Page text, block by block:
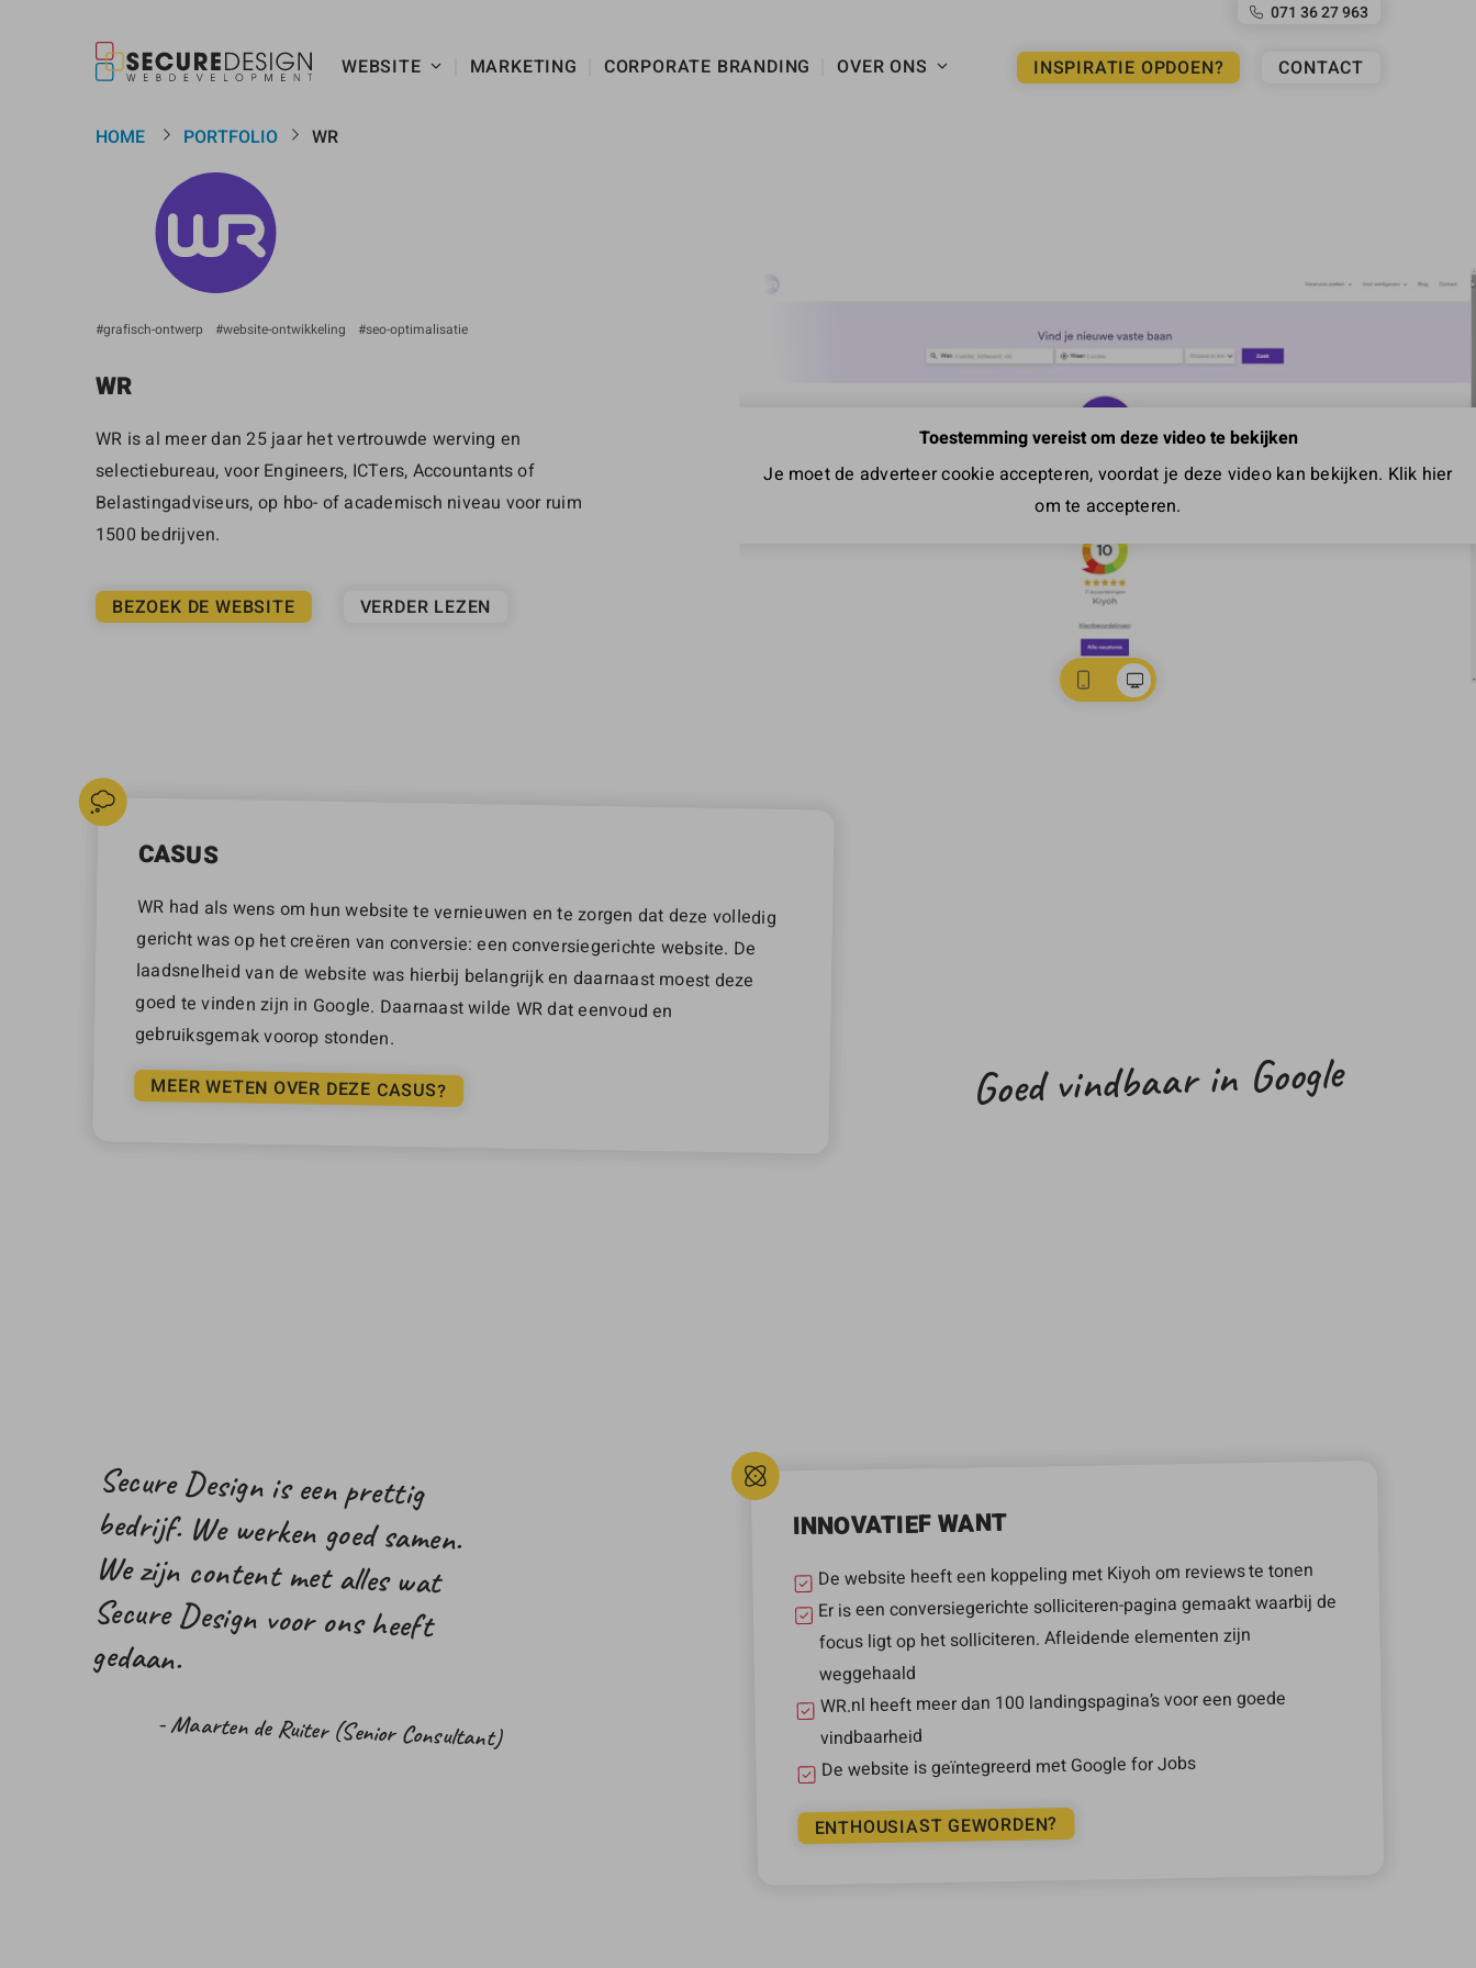
071 36 27 963
WEBSITE MARKETING CORPORATE BRANDING OVER ONS INSPIRATIE OPDOEN? CONTACT
Toestemming vereist om deze video te bekijken
Je moet de adverteer cookie accepteren, voordat je deze video kan bekijken. Klik hier
om te accepteren.
HOME PORTFOLIO WR
grafisch-ontwerp website-ontwikkeling seo-optimalisatie
WR
WR is al meer dan 25 jaar het vertrouwde werving en
selectiebureau, voor Engineers, ICTers, Accountants of
Belastingadviseurs, op hbo- of academisch niveau voor ruim
1500 bedrijven.
BEZOEK DE WEBSITE VERDER LEZEN
CASUS
WR had als wens om hun website te vernieuwen en te zorgen dat deze volledig
gericht was op het creëren van conversie: een conversiegerichte website. De
laadsnelheid van de website was hierbij belangrijk en daarnaast moest deze
goed te vinden zijn in Google. Daarnaast wilde WR dat eenvoud en
gebruiksgemak voorop stonden.
MEER WETEN OVER DEZE CASUS? Goed vindbaar in Google
Secure Design is een prettig
bedrijf. We werken goed samen.
We zijn content met alles wat
Secure Design voor ons heeft
gedaan.
- Maarten de Ruiter (Senior Consultant)
INNOVATIEF WANT
De website heeft een koppeling met Kiyoh om reviews te tonen
Er is een conversiegerichte solliciteren-pagina gemaakt waarbij de
focus ligt op het solliciteren. Afleidende elementen zijn
weggehaald
WR.nl heeft meer dan 100 landingspagina’s voor een goede
vindbaarheid
De website is geïntegreerd met Google for Jobs
ENTHOUSIAST GEWORDEN?